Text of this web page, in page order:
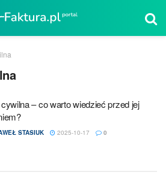
– co warto wiedzieć przed jej
STASIUK 2025-10-17 0